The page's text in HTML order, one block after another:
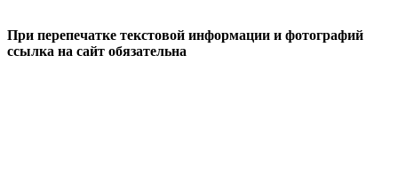
При перепечатке текстовой информации и фотографий
ссылка на сайт обязательна